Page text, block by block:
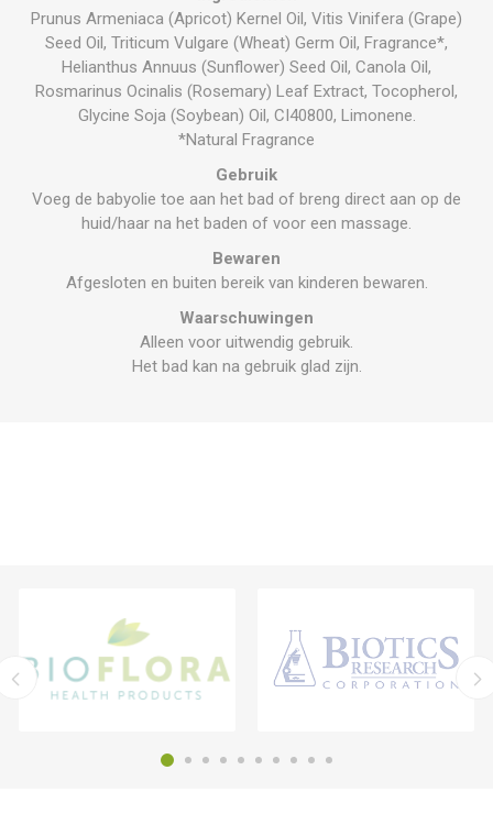
Prunus Armeniaca (Apricot) Kernel Oil, Vitis Vinifera (Grape)
Seed Oil, Triticum Vulgare (Wheat) Germ Oil, Fragrance*,
Helianthus Annuus (Sunflower) Seed Oil, Canola Oil,
Rosmarinus Ocinalis (Rosemary) Leaf Extract, Tocopherol,
Glycine Soja (Soybean) Oil, CI40800, Limonene.
*Natural Fragrance
Gebruik
Voeg de babyolie toe aan het bad of breng direct aan op de
huid/haar na het baden of voor een massage.
Bewaren
Afgesloten en buiten bereik van kinderen bewaren.
Waarschuwingen
Alleen voor uitwendig gebruik.
Het bad kan na gebruik glad zijn.